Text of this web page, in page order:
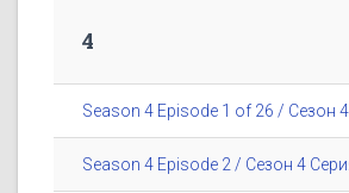
4
Season 4 Episode 1 of 26 / Сезон
Season 4 Episode 2 / Сезон 4